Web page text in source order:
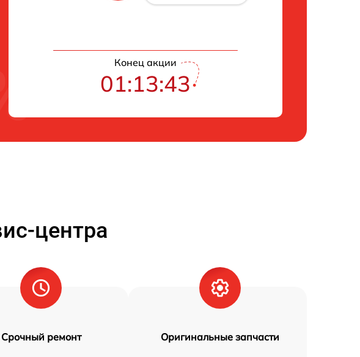
Конец акции
01:13:42
центра
Срочный ремонт Оригинальные запчасти